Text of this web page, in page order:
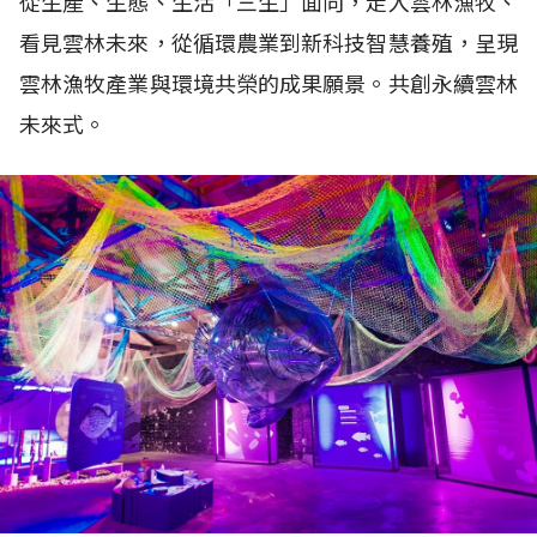
看見雲林未來，從循環農業到新科技智慧養殖，呈現
雲林漁牧產業與環境共榮的成果願景。共創永續雲林
未來式。